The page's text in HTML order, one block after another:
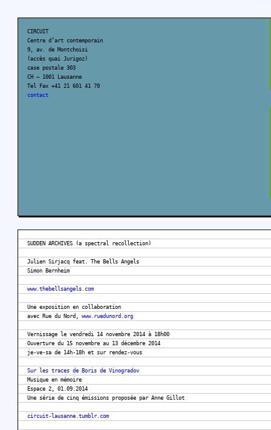
CIRCUIT
Centre d’art contemporain
9, av. de Montchoisi
(accès quai Jurigoz)
case postale 303
CH – 1001 Lausanne
Tel Fax +41 21 601 41 70
contact
SUDDEN ARCHIVES (a spectral recollection)
Julien Sirjacq feat. The Bells Angels
Simon Bernheim
www.thebellsangels.com
Une exposition en collaboration
avec Rue du Nord, www.ruedunord.org
Vernissage le vendredi 14 novembre 2014 à 18h00
Ouverture du 15 novembre au 13 décembre 2014
je-ve-sa de 14h-18h et sur rendez-vous
Sur les traces de Boris de Vinogradov
Musique en mémoire
Espace 2, 01.09.2014
Une série de cinq émissions proposée par Anne Gillot
circuit-lausanne.tumblr.com